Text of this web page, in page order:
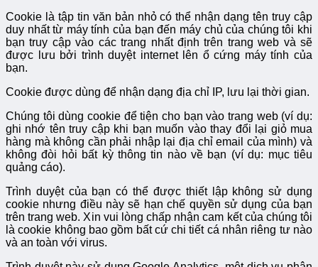
Cookie là tập tin văn bản nhỏ có thể nhận dạng tên truy cập
duy nhất từ máy tính của bạn đến máy chủ của chúng tôi khi
bạn truy cập vào các trang nhất định trên trang web và sẽ
được lưu bởi trình duyệt internet lên ổ cứng máy tính của
bạn.
Cookie được dùng để nhận dạng địa chỉ IP, lưu lại thời gian.
Chúng tôi dùng cookie để tiện cho bạn vào trang web (ví dụ:
ghi nhớ tên truy cập khi bạn muốn vào thay đổi lại giỏ mua
hàng mà không cần phải nhập lại địa chỉ email của mình) và
không đòi hỏi bất kỳ thông tin nào về bạn (ví dụ: mục tiêu
quảng cáo).
Trình duyệt của bạn có thể được thiết lập không sử dụng
cookie nhưng điều này sẽ hạn chế quyền sử dụng của bạn
trên trang web. Xin vui lòng chấp nhận cam kết của chúng tôi
là cookie không bao gồm bất cứ chi tiết cá nhân riêng tư nào
và an toàn với virus.